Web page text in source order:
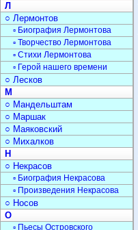
Л
○ Лермонтов
▫ Биография Лермонтова
▫ Творчество Лермонтова
▫ Стихи Лермонтова
▫ Герой нашего времени
○ Лесков
М
○ Мандельштам
○ Маршак
○ Маяковский
○ Михалков
Н
○ Некрасов
▫ Биография Некрасова
▫ Произведения Некрасова
○ Носов
О
▫ Пьесы Островского